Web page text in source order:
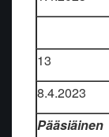
13
8.4.2023
Pääsiäinen